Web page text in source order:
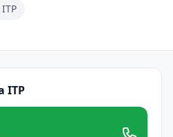
ITP